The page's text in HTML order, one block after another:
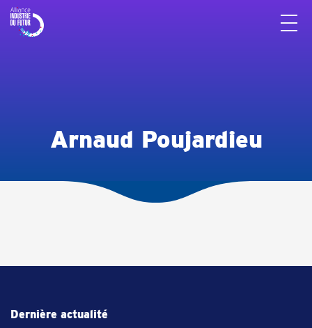
Arnaud Poujardieu
Dernière actualité
Panneau de gestion des cookies